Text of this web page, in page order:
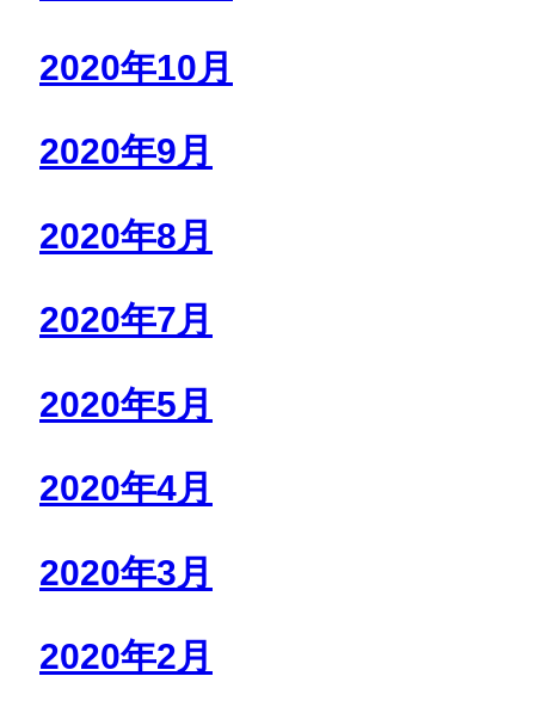
2020年10月
2020年9月
2020年8月
2020年7月
2020年5月
2020年4月
2020年3月
2020年2月